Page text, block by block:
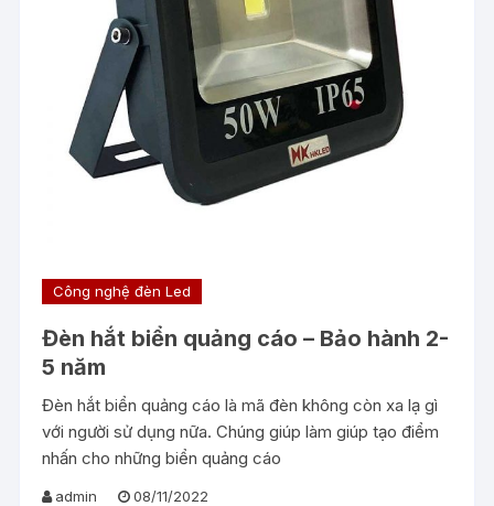
Công nghệ đèn Led
Đèn hắt biển quảng cáo – Bảo hành 2-
5 năm
Đèn hắt biển quảng cáo là mã đèn không còn xa lạ gì
với người sử dụng nữa. Chúng giúp làm giúp tạo điểm
nhấn cho những biển quảng cáo
admin 08/11/2022